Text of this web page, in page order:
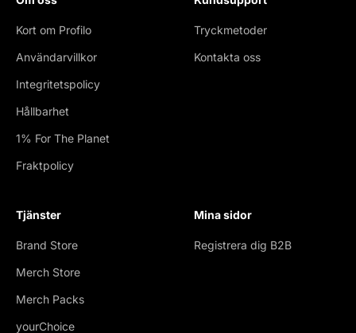
Kort om Profilo
Användarvillkor
Integritetspolicy
Hållbarhet
1% For The Planet
Fraktpolicy
Tryckmetoder
Kontakta oss
Tjänster
Brand Store
Merch Store
Merch Packs
yourChoice
Mina sidor
Registrera dig B2B